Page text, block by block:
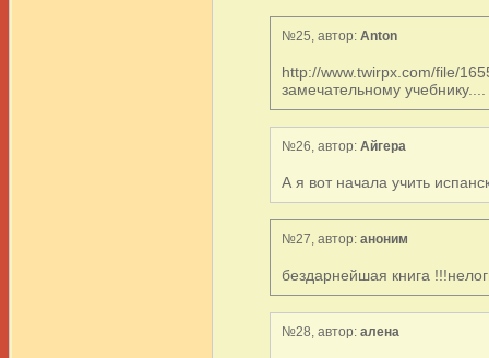
№25, автор: Anton
http://www.twirpx.com/file/
замечательному учебнику....
№26, автор: Aйгера
А я вот начала учить
№27, автор: аноним
бездарнейшая книга
№28, автор: алена